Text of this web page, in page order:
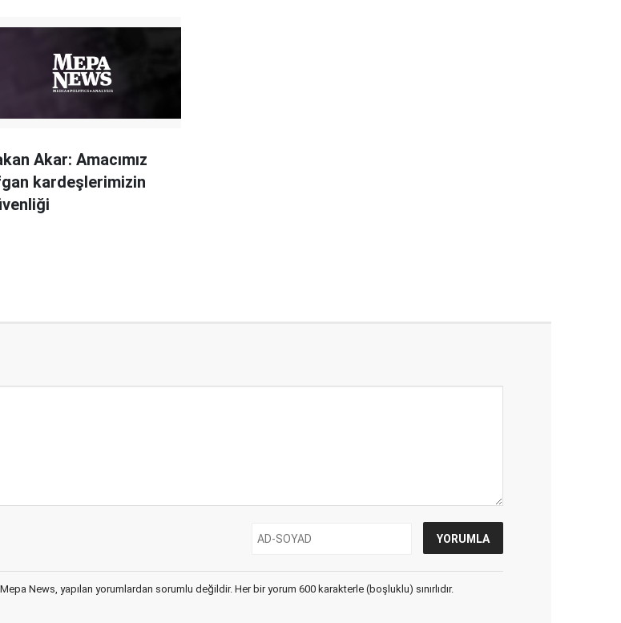
Akar: Amacımız
kardeşlerimizin
News, yapılan yorumlardan sorumlu değildir. Her bir yorum 600 karakterle (boşluklu) sınırlıdır.